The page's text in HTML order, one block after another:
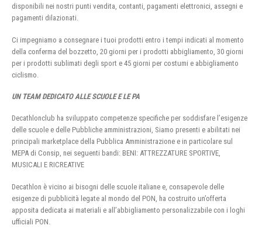
disponibili nei nostri punti vendita, contanti, pagamenti elettronici, assegni e
pagamenti dilazionati.
Ci impegniamo a consegnare i tuoi prodotti entro i tempi indicati al momento
della conferma del bozzetto, 20 giorni per i prodotti abbigliamento, 30 giorni
per i prodotti sublimati degli sport e 45 giorni per costumi e abbigliamento
ciclismo.
UN TEAM DEDICATO ALLE SCUOLE E LE PA
Decathlonclub ha sviluppato competenze specifiche per soddisfare l’esigenze
delle scuole e delle Pubbliche amministrazioni, Siamo presenti e abilitati nei
principali marketplace della Pubblica Amministrazione e in particolare sul
MEPA di Consip, nei seguenti bandi: BENI: ATTREZZATURE SPORTIVE,
MUSICALI E RICREATIVE
Decathlon è vicino ai bisogni delle scuole italiane e, consapevole delle
esigenze di pubblicità legate al mondo del PON, ha costruito un’offerta
apposita dedicata ai materiali e all’abbigliamento personalizzabile con i loghi
ufficiali PON.